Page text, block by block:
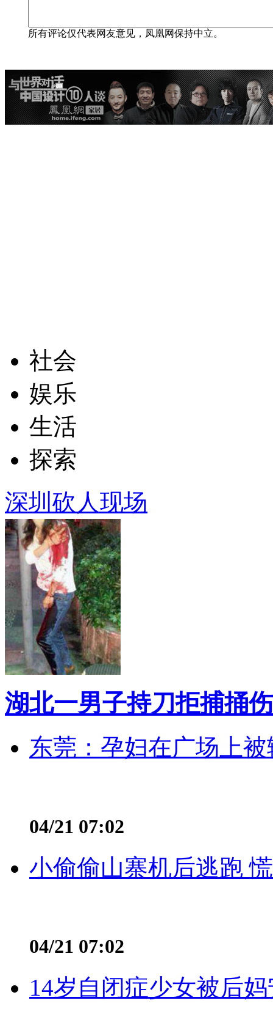
所有评论仅代表网友意见，凤凰网保持中立。
社会
娱乐
生活
探索
深圳砍人现场
湖北一男子持刀拒捕捅
东莞：孕妇在广场上
04/21 07:02
小偷偷山寨机后逃跑
04/21 07:02
14岁自闭症少女被后